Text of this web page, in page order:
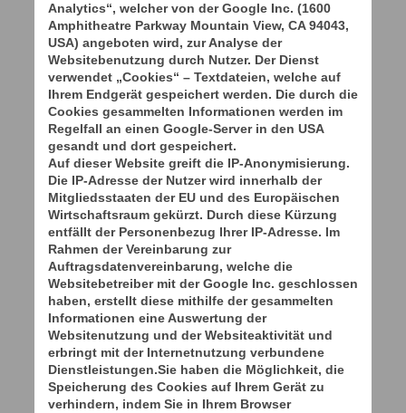
Analytics“, welcher von der Google Inc. (1600
Amphitheatre Parkway Mountain View, CA 94043,
USA) angeboten wird, zur Analyse der
Websitebenutzung durch Nutzer. Der Dienst
verwendet „Cookies“ – Textdateien, welche auf
Ihrem Endgerät gespeichert werden. Die durch die
Cookies gesammelten Informationen werden im
Regelfall an einen Google-Server in den USA
gesandt und dort gespeichert.
Auf dieser Website greift die IP-Anonymisierung.
Die IP-Adresse der Nutzer wird innerhalb der
Mitgliedsstaaten der EU und des Europäischen
Wirtschaftsraum gekürzt. Durch diese Kürzung
entfällt der Personenbezug Ihrer IP-Adresse. Im
Rahmen der Vereinbarung zur
Auftragsdatenvereinbarung, welche die
Websitebetreiber mit der Google Inc. geschlossen
haben, erstellt diese mithilfe der gesammelten
Informationen eine Auswertung der
Websitenutzung und der Websiteaktivität und
erbringt mit der Internetnutzung verbundene
Dienstleistungen.Sie haben die Möglichkeit, die
Speicherung des Cookies auf Ihrem Gerät zu
verhindern, indem Sie in Ihrem Browser